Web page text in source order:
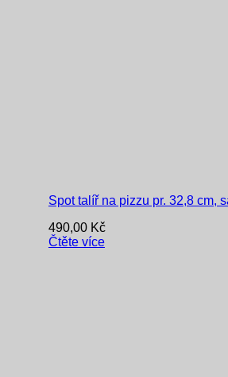
Spot talíř na pizzu pr. 32,8 cm,
490,00 Kč
Čtěte více